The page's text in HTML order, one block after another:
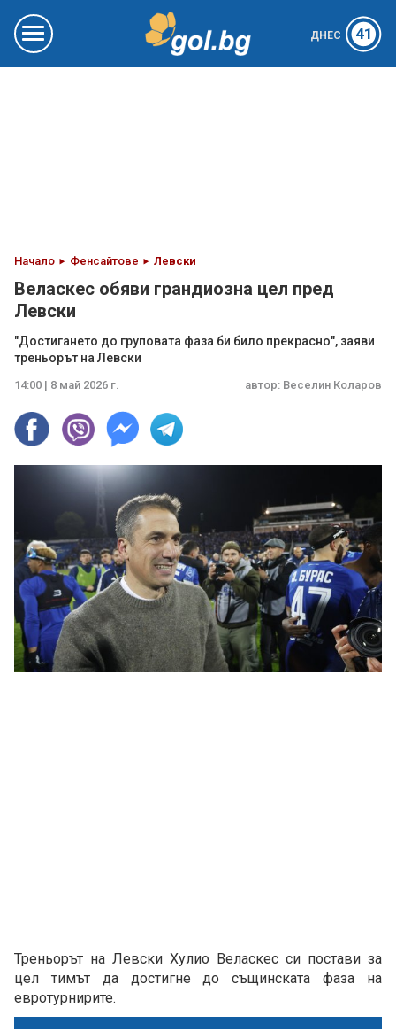
ДНЕС 41
Начало Фенсайтове Левски
Веласкес обяви грандиозна цел пред
Левски
"Достигането до груповата фаза би било прекрасно", заяви
треньорът на Левски
14:00 | 8 май 2026 г. автор: Веселин Коларов
Треньорът на Левски Хулио Веласкес си постави за
цел тимът да достигне до същинската фаза на
евротурнирите.